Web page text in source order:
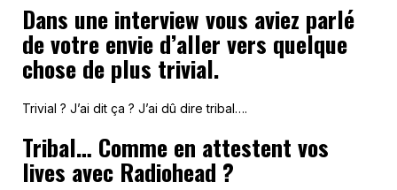
Dans une interview vous aviez parlé
de votre envie d’aller vers quelque
chose de plus trivial.
Trivial ? J’ai dit ça ? J’ai dû dire tribal….
Tribal… Comme en attestent vos
lives avec Radiohead ?